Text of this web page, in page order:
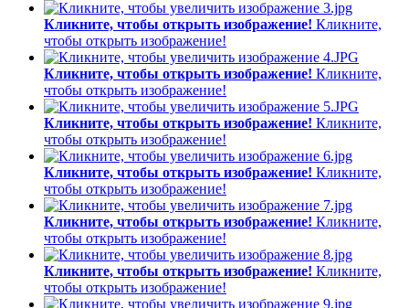
Кликните, чтобы открыть изображение! Кликните,
чтобы открыть изображение!
Кликните, чтобы открыть изображение! Кликните,
чтобы открыть изображение!
Кликните, чтобы открыть изображение! Кликните,
чтобы открыть изображение!
Кликните, чтобы открыть изображение! Кликните,
чтобы открыть изображение!
Кликните, чтобы открыть изображение! Кликните,
чтобы открыть изображение!
Кликните, чтобы открыть изображение! Кликните,
чтобы открыть изображение!